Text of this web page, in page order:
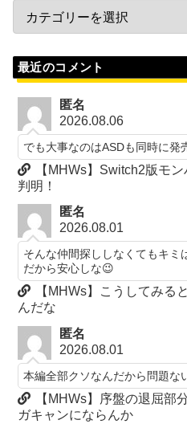
最近のコメント
匿名
2026.08.06
でも大事なのはASDも同時に発
【MHWs】Switch2版モ
判明！
匿名
2026.08.01
そんな仲間探ししなくてもキミ
だから安心しな😉
【MHWs】こうしてみる
んだな
匿名
2026.08.01
本編全部クソなんだから問題な
【MHWs】序盤の退屈部
ガキャンにならんか